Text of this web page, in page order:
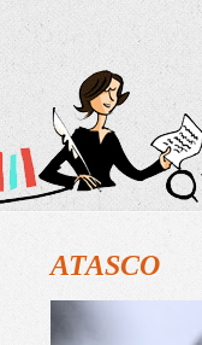
ATASCO